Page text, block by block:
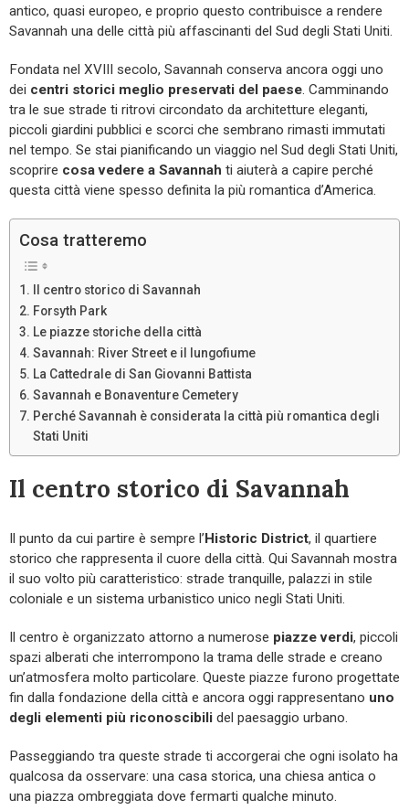
antico, quasi europeo, e proprio questo contribuisce a rendere
Savannah una delle città più affascinanti del Sud degli Stati Uniti.
Fondata nel XVIII secolo, Savannah conserva ancora oggi uno
dei centri storici meglio preservati del paese. Camminando
tra le sue strade ti ritrovi circondato da architetture eleganti,
piccoli giardini pubblici e scorci che sembrano rimasti immutati
nel tempo. Se stai pianificando un viaggio nel Sud degli Stati Uniti,
scoprire cosa vedere a Savannah ti aiuterà a capire perché
questa città viene spesso definita la più romantica d’America.
Cosa tratteremo
Il centro storico di Savannah
Forsyth Park
Le piazze storiche della città
Savannah: River Street e il lungofiume
La Cattedrale di San Giovanni Battista
Savannah e Bonaventure Cemetery
Perché Savannah è considerata la città più romantica degli
Stati Uniti
Il centro storico di Savannah
Il punto da cui partire è sempre l’Historic District, il quartiere
storico che rappresenta il cuore della città. Qui Savannah mostra
il suo volto più caratteristico: strade tranquille, palazzi in stile
coloniale e un sistema urbanistico unico negli Stati Uniti.
Il centro è organizzato attorno a numerose piazze verdi, piccoli
spazi alberati che interrompono la trama delle strade e creano
un’atmosfera molto particolare. Queste piazze furono progettate
fin dalla fondazione della città e ancora oggi rappresentano uno
degli elementi più riconoscibili del paesaggio urbano.
Passeggiando tra queste strade ti accorgerai che ogni isolato ha
qualcosa da osservare: una casa storica, una chiesa antica o
una piazza ombreggiata dove fermarti qualche minuto.